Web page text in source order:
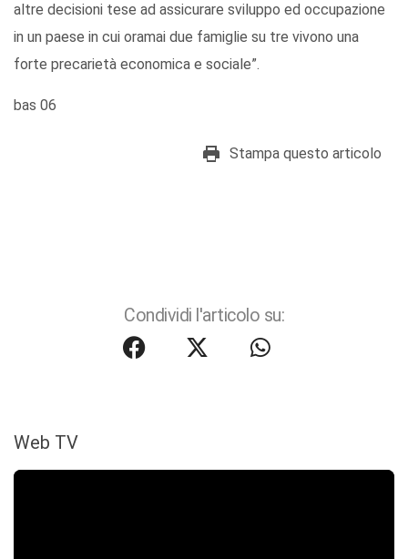
altre decisioni tese ad assicurare sviluppo ed occupazione
in un paese in cui oramai due famiglie su tre vivono una
forte precarietà economica e sociale”.
bas 06
Stampa questo articolo
Condividi l'articolo su:
Web TV